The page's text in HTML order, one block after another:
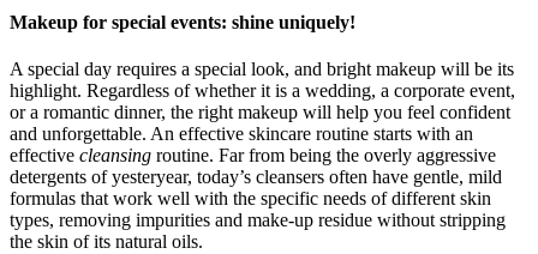
Makeup for special events: shine uniquely!
A special day requires a special look, and bright makeup will be its
highlight. Regardless of whether it is a wedding, a corporate event,
or a romantic dinner, the right makeup will help you feel confident
and unforgettable. An effective skincare routine starts with an
effective cleansing routine. Far from being the overly aggressive
detergents of yesteryear, today’s cleansers often have gentle, mild
formulas that work well with the specific needs of different skin
types, removing impurities and make-up residue without stripping
the skin of its natural oils.